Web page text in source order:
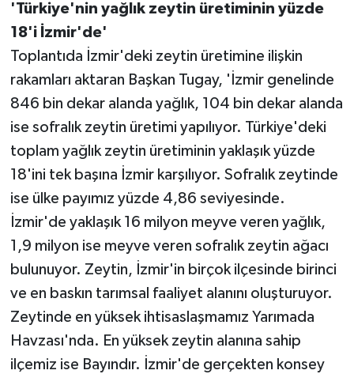
'Türkiye'nin yağlık zeytin üretiminin yüzde
18'i İzmir'de'
Toplantıda İzmir'deki zeytin üretimine ilişkin
rakamları aktaran Başkan Tugay, 'İzmir genelinde
846 bin dekar alanda yağlık, 104 bin dekar alanda
ise sofralık zeytin üretimi yapılıyor. Türkiye'deki
toplam yağlık zeytin üretiminin yaklaşık yüzde
18'ini tek başına İzmir karşılıyor. Sofralık zeytinde
ise ülke payımız yüzde 4,86 seviyesinde.
İzmir'de yaklaşık 16 milyon meyve veren yağlık,
1,9 milyon ise meyve veren sofralık zeytin ağacı
bulunuyor. Zeytin, İzmir'in birçok ilçesinde birinci
ve en baskın tarımsal faaliyet alanını oluşturuyor.
Zeytinde en yüksek ihtisaslaşmamız Yarımada
Havzası'nda. En yüksek zeytin alanına sahip
ilçemiz ise Bayındır. İzmir'de gerçekten konsey